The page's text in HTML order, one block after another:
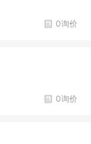
0询价
0询价